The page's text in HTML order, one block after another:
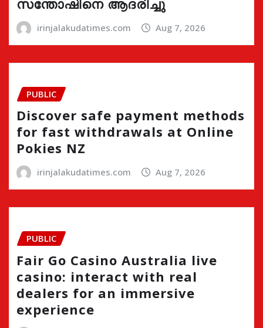
irinjalakudatimes.com Aug 7, 2026
PUBLIC
Discover safe payment methods
for fast withdrawals at Online
Pokies NZ
irinjalakudatimes.com Aug 7, 2026
PUBLIC
Fair Go Casino Australia live
casino: interact with real
dealers for an immersive
experience